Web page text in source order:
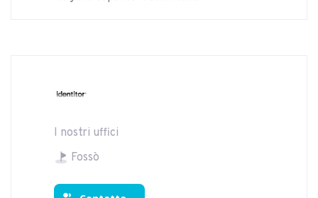
I nostri uffici
Fossò